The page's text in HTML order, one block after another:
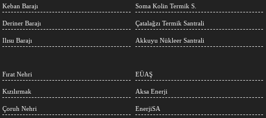
Keban Barajı
Deriner Barajı
Ilısu Barajı
Soma Kolin Termik S.
Çatalağzı Termik Santrali
Akkuyu Nükleer Santrali
Fırat Nehri
Kızılırmak
Çoruh Nehri
EÜAŞ
Aksa Enerji
EnerjiSA